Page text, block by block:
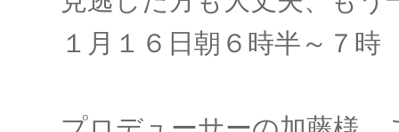
１月１６日朝６時半～７時